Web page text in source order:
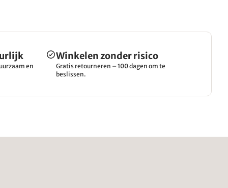
en
Winkelen zonder risico
Gratis retourneren – 100 dagen om te
beslissen.